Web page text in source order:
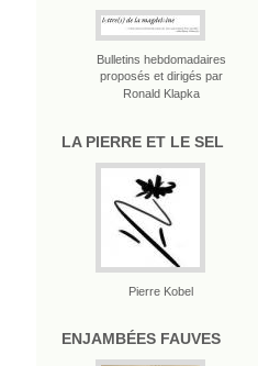
Bulletins hebdomadaires
proposés et dirigés par
Ronald Klapka
LA PIERRE ET LE SEL
Pierre Kobel
ENJAMBÉES FAUVES